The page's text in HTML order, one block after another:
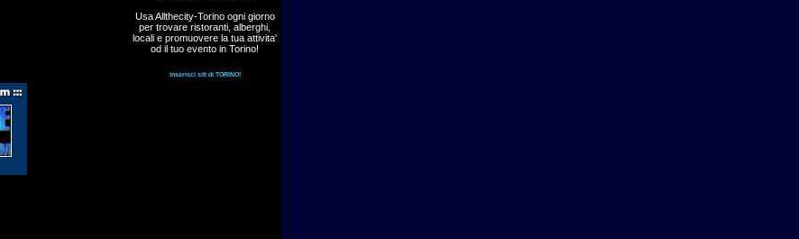
Usa Allthecity-Torino ogni giorno
per trovare ristoranti, alberghi,
locali e promuovere la tua attivita'
od il tuo evento in Torino!
Inserisci siti di TORINO!